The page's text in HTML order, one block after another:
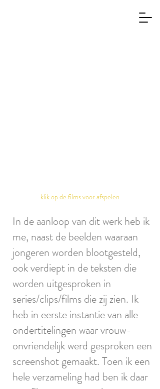
In de aanloop van dit werk heb ik
me, naast de beelden waaraan
jongeren worden blootgesteld,
ook verdiept in de teksten die
worden uitgesproken in
series/clips/films die zij zien. Ik
heb in eerste instantie van alle
ondertitelingen waar vrouw-
onvriendelijk werd gesproken een
screenshot gemaakt. Toen ik een
hele verzameling had ben ik daar
klik op de films voor afspelen